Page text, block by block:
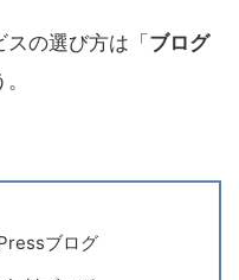
スの選び方は「ブログ
ブログ